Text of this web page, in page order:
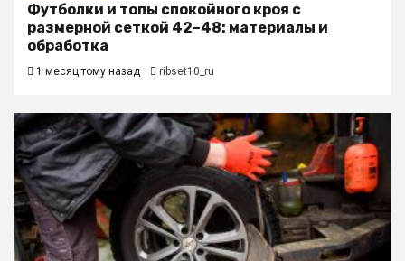
Футболки и топы спокойного кроя с
размерной сеткой 42–48: материалы и
обработка
1 месяц тому назад ribset10_ru